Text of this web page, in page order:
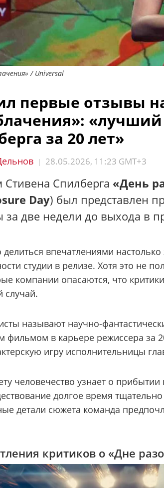
/ Universal
первые отзывы
за 20 лет»
| 28.05.2026, 11:23 GMT+3
Спилберга «День
Day) был представлен
за две недели до выхода в
впечатлениями
студии в релизе. Хотя это не
компании опасаются, что
случай.
называют научно-
фильмом в карьере режиссера за
игру исполнительницы
человечество узнает о
долгое время
детали сюжета команда
критиков о «Дне